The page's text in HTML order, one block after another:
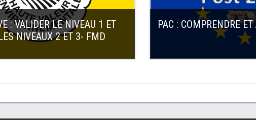
: VALIDER LE NIVEAU 1 ET
NIVEAUX 2 ET 3- FMD
PAC : COMPRENDRE ET